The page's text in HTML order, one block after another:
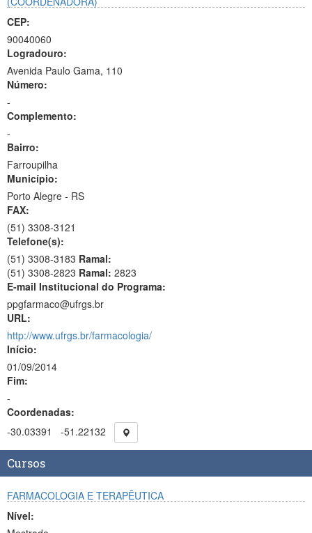
CEP:
90040060
Logradouro:
Avenida Paulo Gama, 110
Número:
-
Complemento:
-
Bairro:
Farroupilha
Município:
Porto Alegre - RS
FAX:
(51) 3308-3121
Telefone(s):
(51) 3308-3183 Ramal:
(51) 3308-2823 Ramal: 2823
E-mail Institucional do Programa:
ppgfarmaco@ufrgs.br
URL:
http://www.ufrgs.br/farmacologia/
Início:
01/09/2014
Fim:
-
Coordenadas:
-30.03391
-51.22132
Cursos
FARMACOLOGIA E TERAPÊUTICA
Nível: